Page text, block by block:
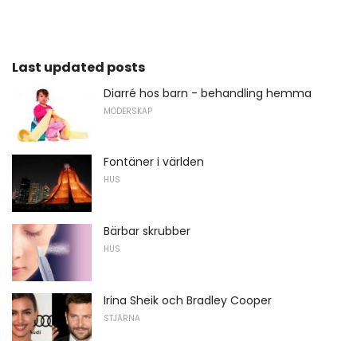
Last updated posts
Diarré hos barn - behandling hemma
MODERSKAP
Fontäner i världen
HUS
Bärbar skrubber
HUS
Irina Sheik och Bradley Cooper
STJÄRNA